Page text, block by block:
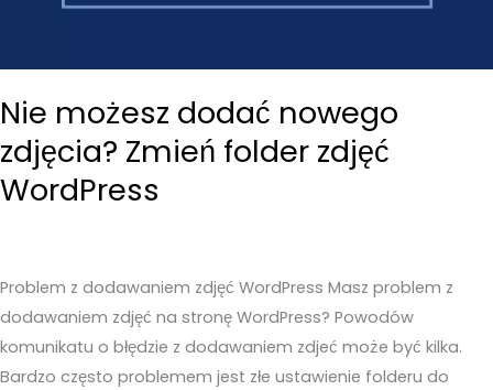
Nie możesz dodać nowego
zdjęcia? Zmień folder zdjęć
WordPress
Problem z dodawaniem zdjęć WordPress Masz problem z
dodawaniem zdjęć na stronę WordPress? Powodów
komunikatu o błędzie z dodawaniem zdjeć może być kilka.
Bardzo często problemem jest złe ustawienie folderu do